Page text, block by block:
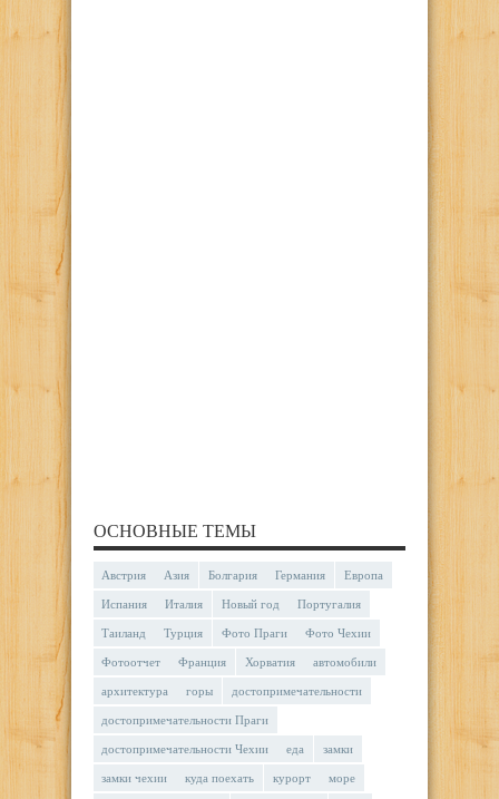
ОСНОВНЫЕ ТЕМЫ
Австрия Азия Болгария Германия Европа
Испания Италия Новый год Португалия
Таиланд Турция Фото Праги Фото Чехии
Фотоотчет Франция Хорватия автомобили
архитектура горы достопримечательности
достопримечательности Праги
достопримечательности Чехии еда замки
замки чехии куда поехать курорт море